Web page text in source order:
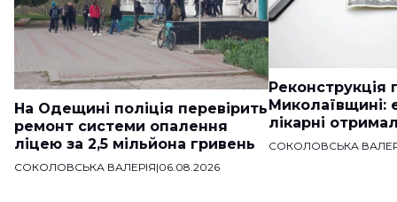
На Одещині поліція перевірить
ремонт системи опалення
ліцею за 2,5 мільйона гривень
СОКОЛОВСЬКА ВАЛЕРІЯ|06.08.2026
Реконструкція
Миколаївщині:
лікарні
СОКОЛОВСЬКА